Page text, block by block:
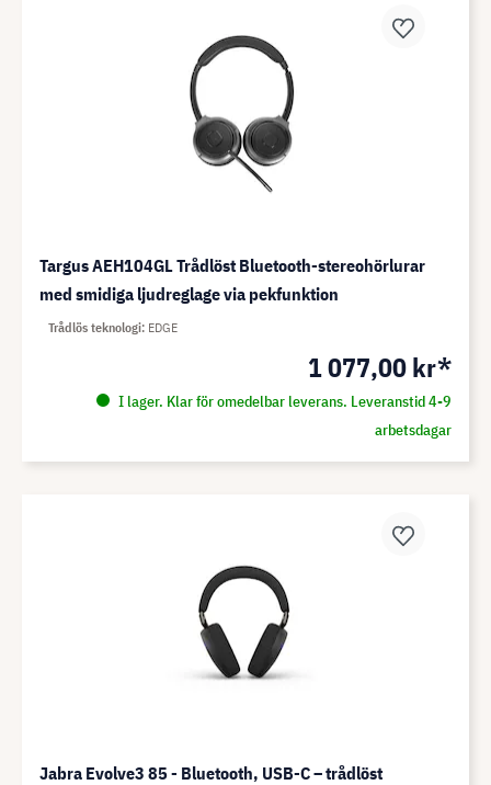
Targus AEH104GL Trådlöst Bluetooth-stereohörlurar
med smidiga ljudreglage via pekfunktion
1 077,00 kr*
I lager. Klar för omedelbar leverans. Leveranstid 4-9
arbetsdagar
Trådlös teknologi EDGE
Jabra Evolve3 85 - Bluetooth, USB-C – trådlöst